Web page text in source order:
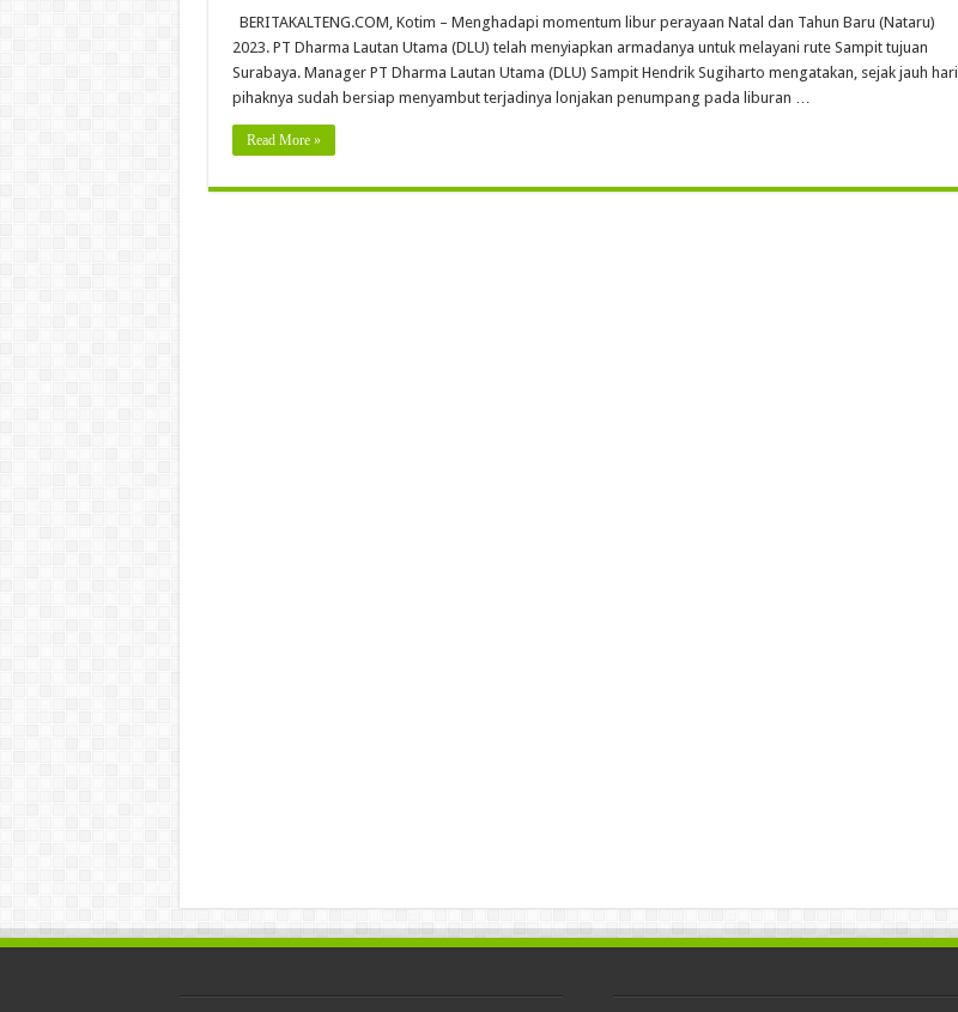
BERITAKALTENG.COM, Kotim – Menghadapi momentum libur perayaan Natal dan Tahun Baru (Nataru)
2023. PT Dharma Lautan Utama (DLU) telah menyiapkan armadanya untuk melayani rute Sampit tujuan
Surabaya. Manager PT Dharma Lautan Utama (DLU) Sampit Hendrik Sugiharto mengatakan, sejak jauh hari
pihaknya sudah bersiap menyambut terjadinya lonjakan penumpang pada liburan …
Read More »